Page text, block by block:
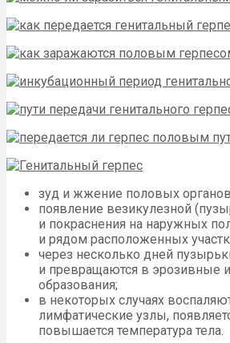
зуд и жжение половых
появление везикулезной
и покраснения на наружных
и рядом расположенных
через несколько дней
и превращаются в эрозивные
образования;
в некоторых случаях
лимфатические узлы,
повышается температура тела.